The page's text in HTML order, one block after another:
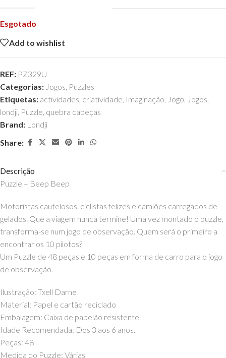
Esgotado
Add to wishlist
REF: PZ329U
Categorias: Jogos, Puzzles
Etiquetas: actividades, criatividade, Imaginação, Jogo, Jogos,
londji, Puzzle, quebra cabeças
Brand: Londji
Share:
Descrição
Puzzle – Beep Beep
Motoristas cautelosos, ciclistas felizes e camiões carregados de
gelados. Que a viagem nunca termine! Uma vez montado o puzzle,
transforma-se num jogo de observação. Quem será o primeiro a
encontrar os 10 pilotos?
Um Puzzle de 48 peças e 10 peças em forma de carro para o jogo
de observação.
Ilustração: Txell Darne
Material: Papel e cartão reciclado
Embalagem: Caixa de papelão resistente
Idade Recomendada: Dos 3 aos 6 anos.
Peças: 48
Medida do Puzzle: Várias